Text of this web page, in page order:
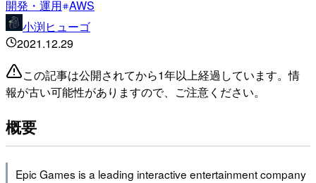
開発・運用 AWS
小渕ヒューゴ
2021.12.29
この記事は公開されてから1年以上経過しています。情
報が古い可能性がありますので、ご注意ください。
概要
Epic Games is a leading interactive entertainment company